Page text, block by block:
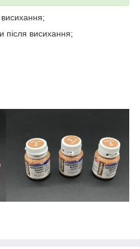
висихання;
після висихання;